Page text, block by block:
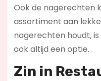
Ook de nagerechten
assortiment aan
nagerechten houdt,
ook altijd een optie.
Zin in